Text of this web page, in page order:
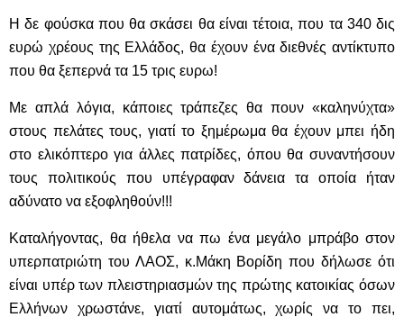
Η δε φούσκα που θα σκάσει θα είναι τέτοια, που τα 340 δις
ευρώ χρέους της Ελλάδος, θα έχουν ένα διεθνές αντίκτυπο
που θα ξεπερνά τα 15 τρις ευρω!
Με απλά λόγια, κάποιες τράπεζες θα πουν «καληνύχτα»
στους πελάτες τους, γιατί το ξημέρωμα θα έχουν μπει ήδη
στο ελικόπτερο για άλλες πατρίδες, όπου θα συναντήσουν
τους πολιτικούς που υπέγραφαν δάνεια τα οποία ήταν
αδύνατο να εξοφληθούν!!!
Καταλήγοντας, θα ήθελα να πω ένα μεγάλο μπράβο στον
υπερπατριώτη του ΛΑΟΣ, κ.Μάκη Βορίδη που δήλωσε ότι
είναι υπέρ των πλειστηριασμών της πρώτης κατοικίας όσων
Ελλήνων χρωστάνε, γιατί αυτομάτως, χωρίς να το πει,